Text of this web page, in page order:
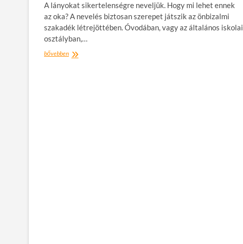
A lányokat sikertelenségre neveljük. Hogy mi lehet ennek
az oka? A nevelés biztosan szerepet játszik az önbizalmi
szakadék létrejöttében. Óvodában, vagy az általános iskolai
osztályban,…
bővebbenA